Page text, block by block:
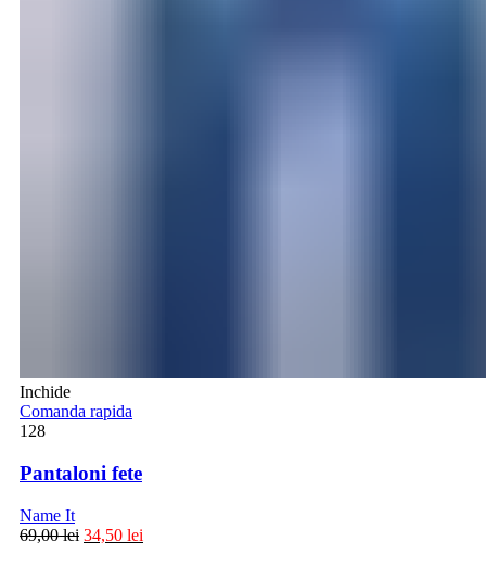
Inchide
Comanda rapida
128
Pantaloni fete
Name It
69,00lei 34,50 lei